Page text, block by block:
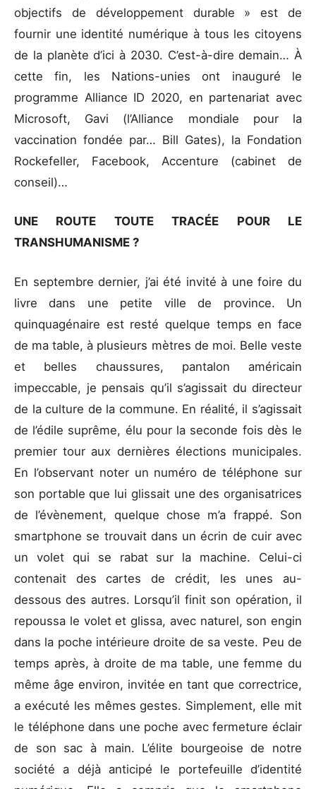
objectifs de développement durable » est de
fournir une identité numérique à tous les citoyens
de la planète d’ici à 2030. C’est-à-dire demain… À
cette fin, les Nations-unies ont inauguré le
programme Alliance ID 2020, en partenariat avec
Microsoft, Gavi (l’Alliance mondiale pour la
vaccination fondée par… Bill Gates), la Fondation
Rockefeller, Facebook, Accenture (cabinet de
conseil)…
UNE ROUTE TOUTE TRACÉE POUR LE
TRANSHUMANISME ?
En septembre dernier, j’ai été invité à une foire du
livre dans une petite ville de province. Un
quinquagénaire est resté quelque temps en face
de ma table, à plusieurs mètres de moi. Belle veste
et belles chaussures, pantalon américain
impeccable, je pensais qu’il s’agissait du directeur
de la culture de la commune. En réalité, il s’agissait
de l’édile suprême, élu pour la seconde fois dès le
premier tour aux dernières élections municipales.
En l’observant noter un numéro de téléphone sur
son portable que lui glissait une des organisatrices
de l’évènement, quelque chose m’a frappé. Son
smartphone se trouvait dans un écrin de cuir avec
un volet qui se rabat sur la machine. Celui-ci
contenait des cartes de crédit, les unes au-
dessous des autres. Lorsqu’il finit son opération, il
repoussa le volet et glissa, avec naturel, son engin
dans la poche intérieure droite de sa veste. Peu de
temps après, à droite de ma table, une femme du
même âge environ, invitée en tant que correctrice,
a exécuté les mêmes gestes. Simplement, elle mit
le téléphone dans une poche avec fermeture éclair
de son sac à main. L’élite bourgeoise de notre
société a déjà anticipé le portefeuille d’identité